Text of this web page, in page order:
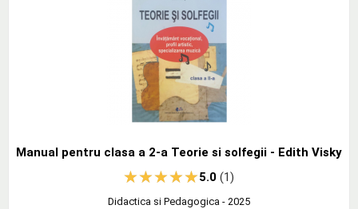
Manual pentru clasa a 2-a Teorie si solfegii - Edith Visky
5.0(1)
Didactica si Pedagogica - 2025